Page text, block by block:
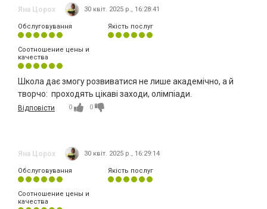
Яна Цорох 30 квіт. 2025 р., 16:28:41
Обслуговування Якість послуг
Соотношение цены и
качества
Школа дає змогу розвиватися не лише академічно, а й
творчо: проходять цікаві заходи, олімпіади.
Відповісти 0 0
Яна Цорох 30 квіт. 2025 р., 16:29:14
Обслуговування Якість послуг
Соотношение цены и
качества